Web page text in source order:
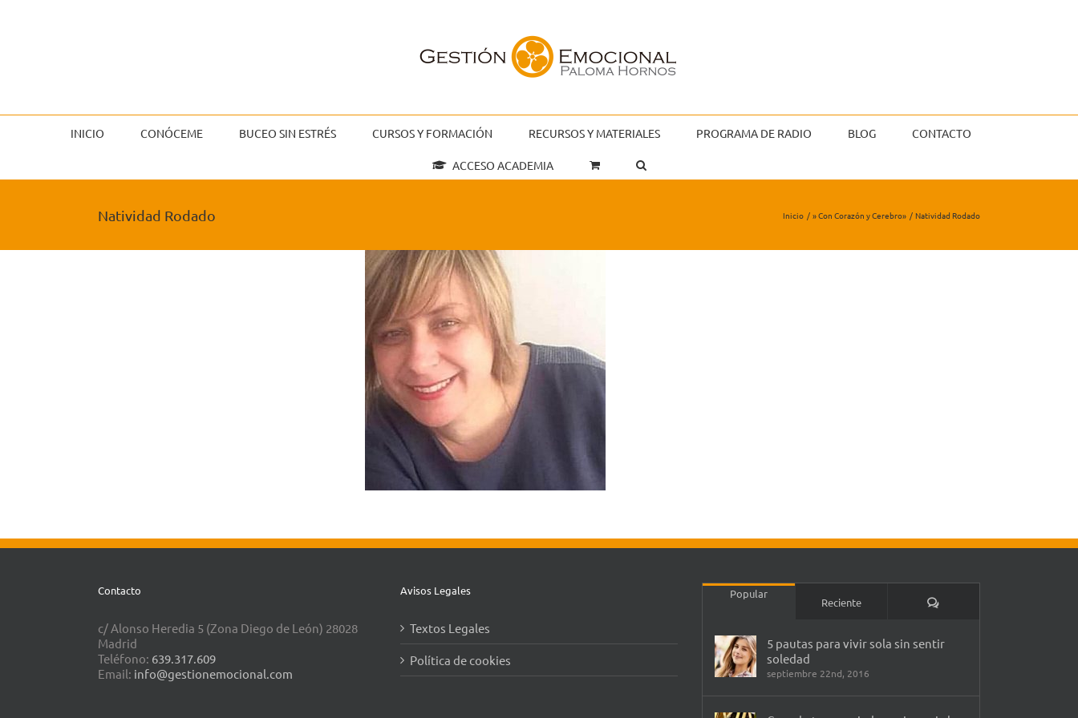
INICIO CONÓCEME BUCEO SIN ESTRÉS CURSOS Y FORMACIÓN RECURSOS Y MATERIALES PROGRAMA DE RADIO BLOG CONTACTO
ACCESO ACADEMIA
Natividad Rodado Inicio » Con Corazón y Cerebro» Natividad Rodado
Contacto
c/ Alonso Heredia 5 (Zona Diego de León) 28028
Madrid
Teléfono: 639.317.609
Email: info@gestionemocional.com
Avisos Legales
Textos Legales
Política de cookies
Popular
Reciente Comentarios
5 pautas para vivir sola sin sentir
soledad
septiembre 22nd, 2016